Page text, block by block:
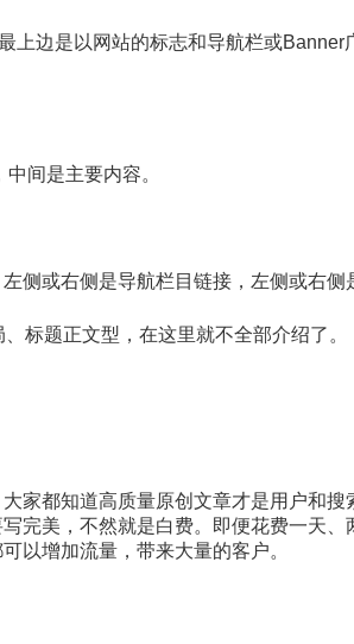
上边是以网站的标志和导航栏或
间是主要内容。
侧或右侧是导航栏目链接，左侧或右侧
标题正文型，在这里就不全部介绍了。
家都知道高质量原创文章才是用户和
完美，不然就是白费。即便花费一天
以增加流量，带来大量的客户。